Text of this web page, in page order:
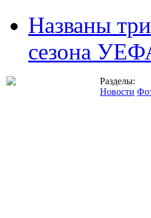
Названы
сезона
Разделы:
Новости